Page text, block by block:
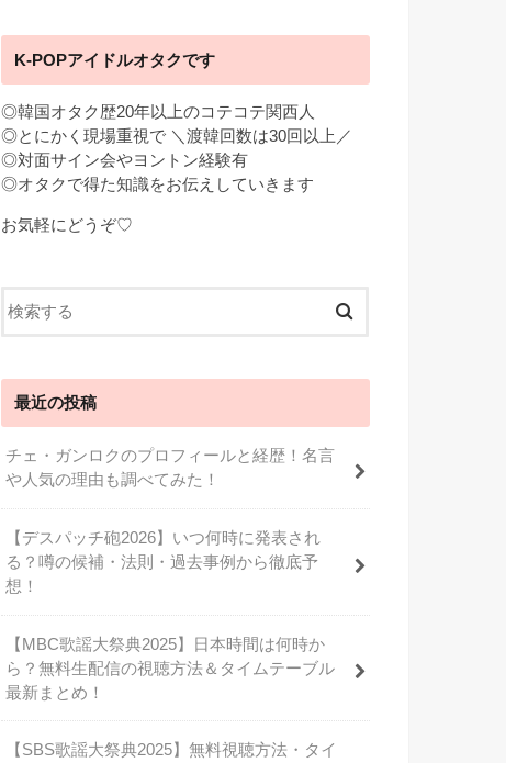
K-POPアイドルオタクです
◎韓国オタク歴20年以上のコテコテ関西人
◎とにかく現場重視で ＼渡韓回数は30回以上／
◎対面サイン会やヨントン経験有
◎オタクで得た知識をお伝えしていきます
お気軽にどうぞ♡
最近の投稿
チェ・ガンロクのプロフィールと経歴！名言
や人気の理由も調べてみた！
【デスパッチ砲2026】いつ何時に発表され
る？噂の候補・法則・過去事例から徹底予
想！
【MBC歌謡大祭典2025】日本時間は何時か
ら？無料生配信の視聴方法＆タイムテーブル
最新まとめ！
【SBS歌謡大祭典2025】無料視聴方法・タイ